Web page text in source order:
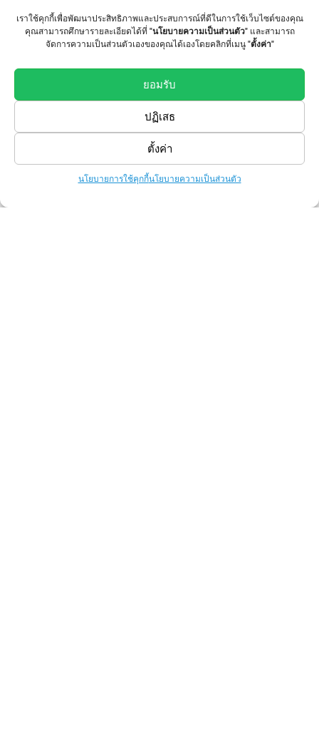
เราใช้คุกกี้เพื่อพัฒนาประสิทธิภาพและประสบการณ์ที่ดีในการใช้เว็บไซต์ของคุณ
คุณสามารถศึกษารายละเอียดได้ที่ "นโยบายความเป็นส่วนตัว"และสามารถ
จัดการความเป็นส่วนตัวเองของคุณได้เองโดยคลิกที่เมนู "ตั้งค่า"
ยอมรับ
ปฏิเสธ
ตั้งค่า
นโยบายการใช้คุกกี้นโยบายความเป็นส่วนตัว
รับสกรีนเสื้อ ไม่มีขั้นต่ำ
รับทำเสื้อทีม เสื้อยืด Staff เสื้อยืดงานบวช
การขอใบเสนอราคา
ราคาสกรีนฟอยล์
ราคาสกรีนสียาง